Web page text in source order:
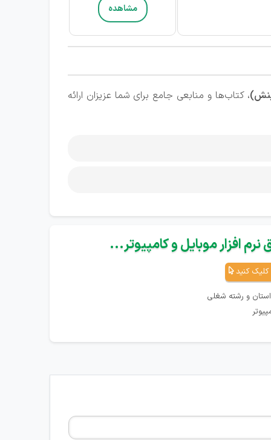
مشاهده
، کتاب‌ها و منابعی جامع برای شما عزیزان ارائه
افزار موبایل و کامپیوتر...
کلیک کنید
و رشته شغلی